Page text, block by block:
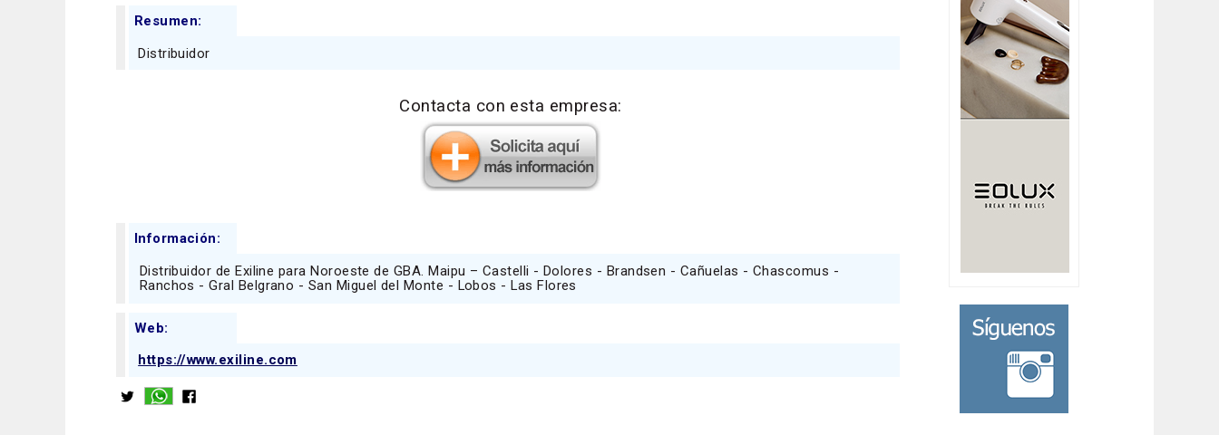
Resumen:
Distribuidor
Contacta con esta empresa:
Información:
Distribuidor de Exiline para Noroeste de GBA. Maipu – Castelli - Dolores - Brandsen - Cañuelas - Chascomus -
Ranchos - Gral Belgrano - San Miguel del Monte - Lobos - Las Flores
Web:
https://www.exiline.com